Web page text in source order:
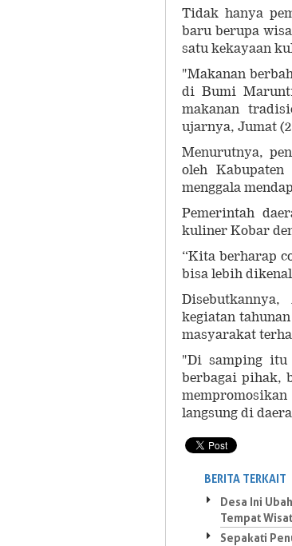
Tidak hanya
baru berupa
satu kekayaan
"Makanan
di Bumi
makanan
ujarnya, Jumat
Menurutnya,
oleh
menggala
Pemerintah
kuliner Kobar
“Kita berharap
bisa lebih
kegiatan
masyarakat
"Di samping itu
berbagai pihak,
langsung di
BERITA TERKAIT
Desa Ini
Tempat
Sepakati